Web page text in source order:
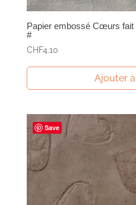
Papier embossé Cœurs fait
#
CHF4.10
Ajouter
Save